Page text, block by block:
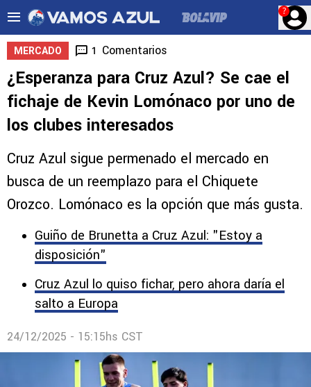
?
MERCADO 1 Comentarios
¿Esperanza para Cruz Azul? Se cae el
fichaje de Kevin Lomónaco por uno de
los clubes interesados
Cruz Azul sigue permenado el mercado en
busca de un reemplazo para el Chiquete
Orozco. Lomónaco es la opción que más gusta.
Guiño de Brunetta a Cruz Azul: "Estoy a
disposición"
Cruz Azul lo quiso fichar, pero ahora daría el
salto a Europa
24/12/2025 - 15:15hs CST